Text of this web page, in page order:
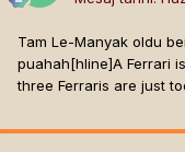
Tam Le-Manyak oldu
puahah[hline]A Ferrari
three Ferraris are just